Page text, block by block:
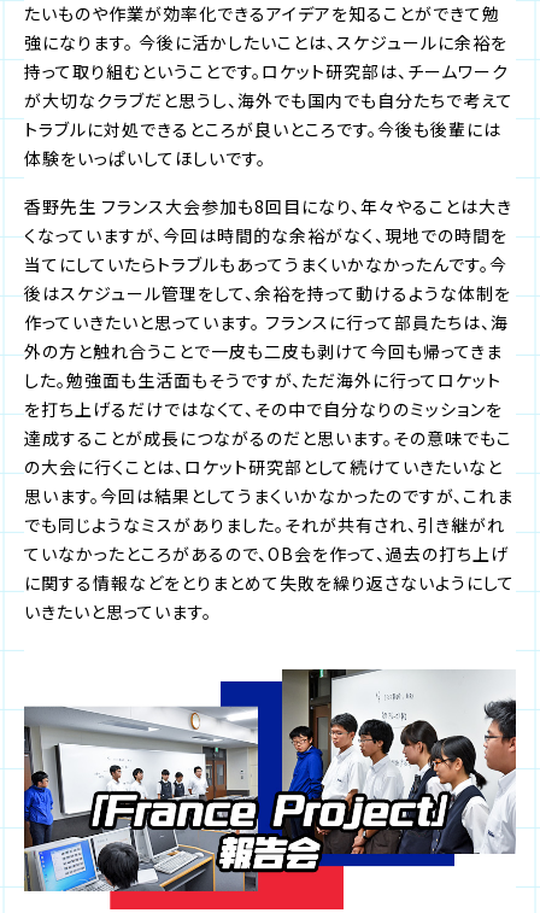
たいものや作業が効率化できるアイデアを知ることができて勉
強になります。 今後に活かしたいことは、スケジュールに余裕を
持って取り組むということです。ロケット研究部は、チームワーク
が大切なクラブだと思うし、海外でも国内でも自分たちで考えて
トラブルに対処できるところが良いところです。今後も後輩には
体験をいっぱいしてほしいです。
香野先生 フランス大会参加も8回目になり、年々やることは大き
くなっていますが、今回は時間的な余裕がなく、現地での時間を
当てにしていたらトラブルもあってうまくいかなかったんです。今
後はスケジュール管理をして、余裕を持って動けるような体制を
作っていきたいと思っています。 フランスに行って部員たちは、海
外の方と触れ合うことで一皮も二皮も剥けて今回も帰ってきま
した。勉強面も生活面もそうですが、ただ海外に行ってロケット
を打ち上げるだけではなくて、その中で自分なりのミッションを
達成することが成長につながるのだと思います。その意味でもこ
の大会に行くことは、ロケット研究部として続けていきたいなと
思います。今回は結果としてうまくいかなかったのですが、これま
でも同じようなミスがありました。それが共有され、引き継がれ
ていなかったところがあるので、OB会を作って、過去の打ち上げ
に関する情報などをとりまとめて失敗を繰り返さないようにして
いきたいと思っています。